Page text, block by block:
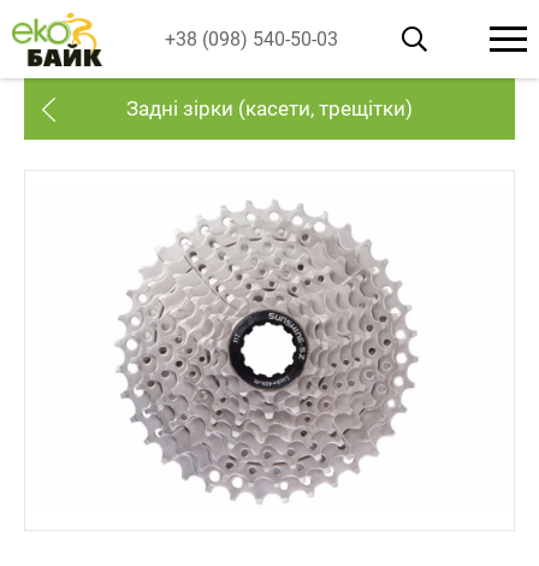
+38 (098) 540-50-03
Задні зірки (касети, трещітки)